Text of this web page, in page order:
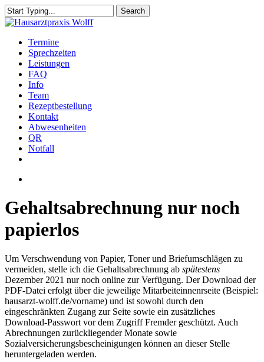
Skip
to
content
Search
Close
Menu
Termine
Sprechzeiten
Leistungen
FAQ
Info
Team
Rezeptbestellung
Kontakt
Abwesenheiten
QR
Notfall
Gehaltsabrechnung nur noch
papierlos
Um Verschwendung von Papier, Toner und Briefumschlägen zu
vermeiden, stelle ich die Gehaltsabrechnung ab spätestens
Dezember 2021 nur noch online zur Verfügung. Der Download der
PDF-Datei erfolgt über die jeweilige Mitarbeiteinnenrseite (Beispiel:
hausarzt-wolff.de/vorname) und ist sowohl durch den
eingeschränkten Zugang zur Seite sowie ein zusätzliches
Download-Passwort vor dem Zugriff Fremder geschützt. Auch
Abrechnungen zurückliegender Monate sowie
Sozialversicherungsbescheinigungen können an dieser Stelle
heruntergeladen werden.